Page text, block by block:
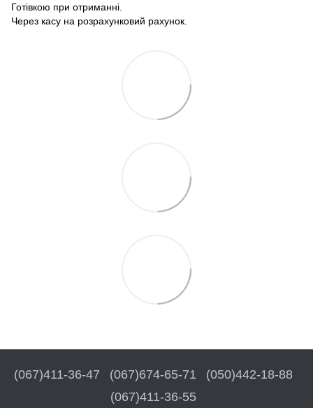
Готівкою при отриманні.
Через касу на розрахунковий рахунок.
(067)411-36-47 (067)674-65-71
(050)442-18-88
(067)411-36-55